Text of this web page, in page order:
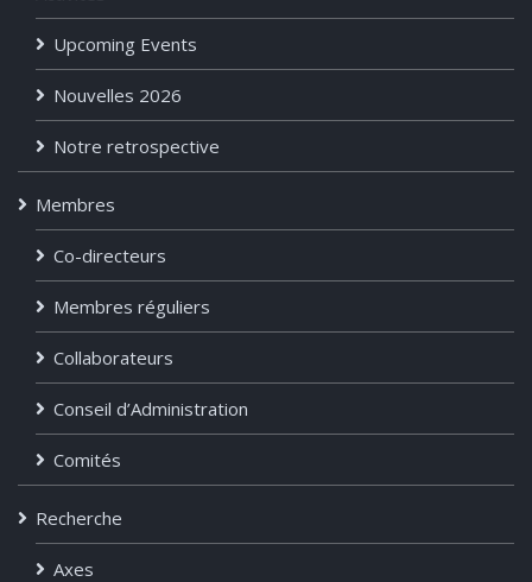
Upcoming Events
Nouvelles 2026
Notre retrospective
Membres
Co-directeurs
Membres réguliers
Collaborateurs
Conseil d’Administration
Comités
Recherche
Axes